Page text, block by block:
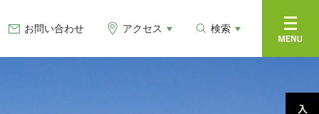
お問い合わせ アクセス 検索